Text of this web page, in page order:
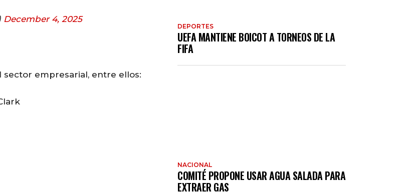
December 4, 2025
empresarial, entre ellos:
DEPORTES
UEFA MANTIENE BOICOT A TORNEOS DE LA
FIFA
NACIONAL
COMITÉ PROPONE USAR AGUA SALADA PARA
EXTRAER GAS